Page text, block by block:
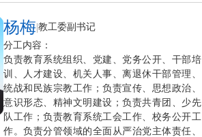
杨梅|教工委副书记
分工内容：
负责教育系统组织、党建、党务公开、干部培
训、人才建设、机关人事、离退休干部管理、
统战和民族宗教工作；负责宣传、思想政治、
意识形态、精神文明建设；负责共青团、少先
队工作；负责教育系统工会工作、校务公开工
作。负责分管领域的全面从严治党主体责任、